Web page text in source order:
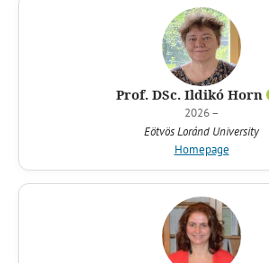
Prof. DSc. Ildikó Horn
2026 –
Eötvös Loránd University
Homepage